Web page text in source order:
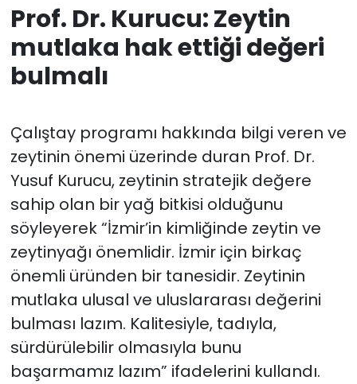
Prof. Dr. Kurucu: Zeytin
mutlaka hak ettiği değeri
bulmalı
Çalıştay programı hakkında bilgi veren ve
zeytinin önemi üzerinde duran Prof. Dr.
Yusuf Kurucu, zeytinin stratejik değere
sahip olan bir yağ bitkisi olduğunu
söyleyerek “İzmir’in kimliğinde zeytin ve
zeytinyağı önemlidir. İzmir için birkaç
önemli üründen bir tanesidir. Zeytinin
mutlaka ulusal ve uluslararası değerini
bulması lazım. Kalitesiyle, tadıyla,
sürdürülebilir olmasıyla bunu
başarmamız lazım” ifadelerini kullandı.